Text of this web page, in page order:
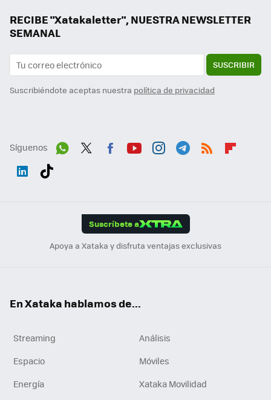
RECIBE "Xatakaletter", NUESTRA NEWSLETTER
SEMANAL
SUSCRIBIR
Suscribiéndote aceptas nuestra política de privacidad
Síguenos
Suscríbete a
Apoya a Xataka y disfruta ventajas exclusivas
En Xataka hablamos de...
Streaming
Análisis
Espacio
Móviles
Energía
Xataka Movilidad